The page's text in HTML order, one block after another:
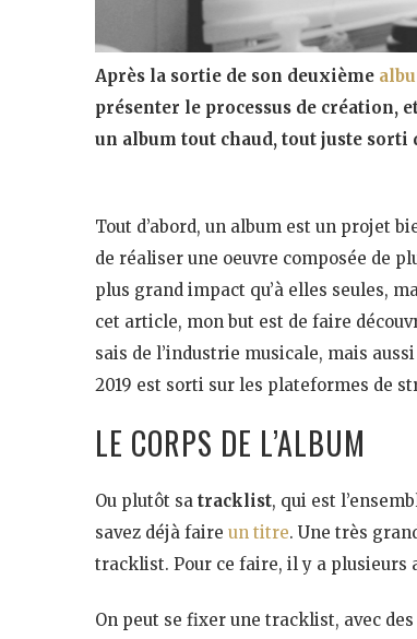
Après la sortie de son deuxième
présenter le processus de création,
un album tout chaud, tout juste sorti
Tout d’abord, un album est un projet
de réaliser une oeuvre composée de
plus grand impact qu’à elles seules,
cet article, mon but est de faire
sais de l’industrie musicale, mais
2019 est sorti sur les plateformes de
LE CORPS DE L’ALBUM
Ou plutôt sa tracklist, qui est
savez déjà faire un titre. Une très
tracklist. Pour ce faire, il y a plusieurs
On peut se fixer une tracklist, avec